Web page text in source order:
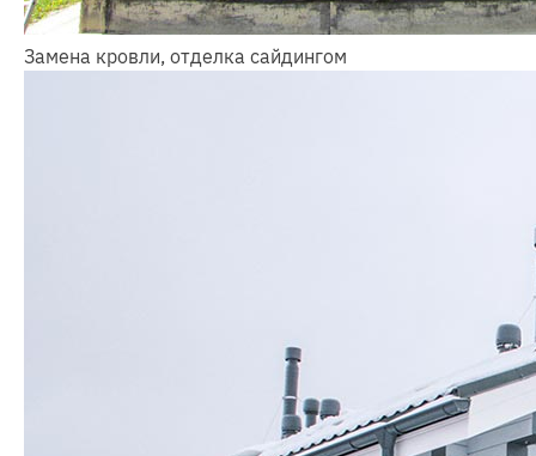
Замена кровли, отделка сайдингом